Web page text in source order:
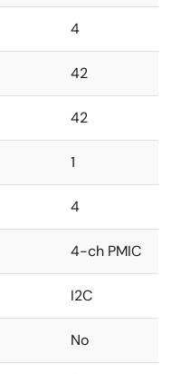
温范围为 -40 °C 至
4
42
42
1
4
4-ch PMIC
I2C
No